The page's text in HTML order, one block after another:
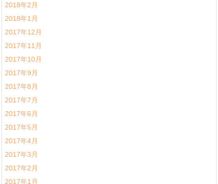
2018年2月
2018年1月
2017年12月
2017年11月
2017年10月
2017年9月
2017年8月
2017年7月
2017年6月
2017年5月
2017年4月
2017年3月
2017年2月
2017年1月